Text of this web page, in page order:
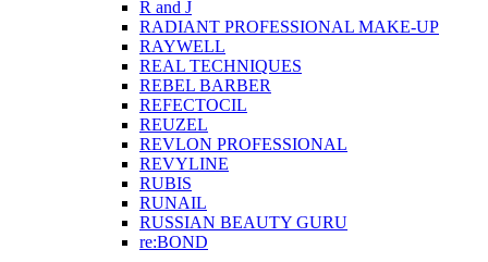
R and J
RADIANT PROFESSIONAL MAKE-UP
RAYWELL
REAL TECHNIQUES
REBEL BARBER
REFECTOCIL
REUZEL
REVLON PROFESSIONAL
REVYLINE
RUBIS
RUNAIL
RUSSIAN BEAUTY GURU
re:BOND